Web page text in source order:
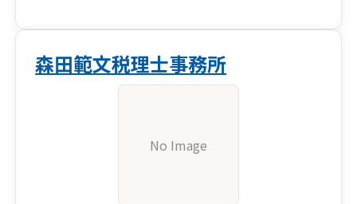
森田範文税理士事務所
No Image